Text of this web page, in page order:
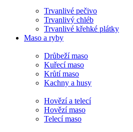
Trvanlivé pečivo
Trvanlivý chléb
Trvanlivé křehké plátky
Maso a ryby
Drůbeží maso
Kuřecí maso
Krůtí maso
Kachny a husy
Hovězí a telecí
Hovězí maso
Telecí maso